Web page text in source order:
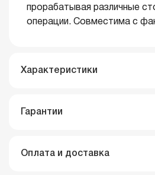
прорабатывая различные
операции. Совместима с
Характеристики
Гарантии
Оплата и доставка